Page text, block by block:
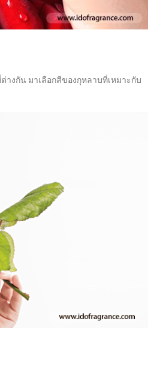
งกัน มาเลือกสีของกุหลาบที่เหมาะกับ